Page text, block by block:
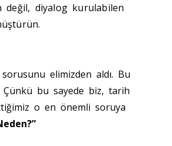
değil, diyalog kurulabilen
sorusunu elimizden aldı. Bu
bu sayede biz, tarih
o en önemli soruya